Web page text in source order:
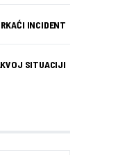
INCIDENT
SITUACIJI